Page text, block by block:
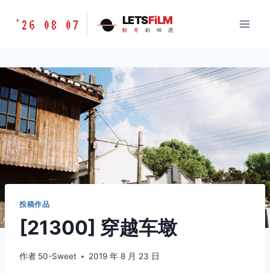
胶
味
LETSFILM
'26 08 07 LETSFiLM
胶 片 的 味 道
投稿作品
[21300] 穿越车墩
作者 50-Sweet 2019 年 8 月 23 日